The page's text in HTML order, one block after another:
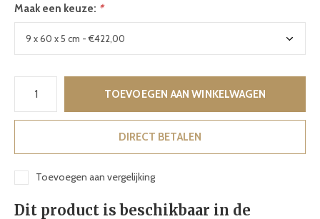
Maak een keuze: *
TOEVOEGEN AAN WINKELWAGEN
DIRECT BETALEN
Toevoegen aan vergelijking
Dit product is beschikbaar in de